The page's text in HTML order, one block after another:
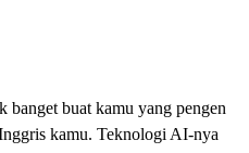
banget buat kamu yang pengen
kamu. Teknologi AI-nya